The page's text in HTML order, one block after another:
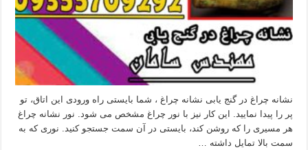
نشانه چراغ در گنج یابی نشانه چراغ ، شما بایستی راه ورودی این اتاق، تو
پر را پیدا نمایید. این کار نیز با نور چراغ مشخص می شود. نور نشانه چراغ
هر مسیری را که روشن کند، بایستی در آن سمت جستجو کنید. نوری که به
سمت بالا تمایل داشته …